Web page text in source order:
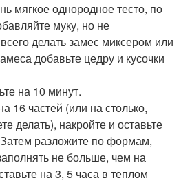
мягкое однородное тесто, по
муку, но не
делать замес миксером или
добавьте цедру и кусочки
на 10 минут.
16 частей (или на столько,
делать), накройте и оставьте
разложите по формам,
не больше, чем на
на 3, 5 часа в теплом